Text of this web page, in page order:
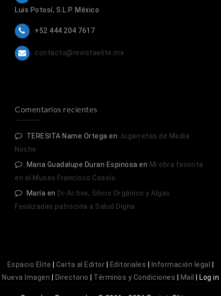
Luis Potosí, S.L.P. México
+52 444 204 7617
contacto@revistaelite.mx
Comentarios recientes
TERESITA Name Ortega en Jugarretas de Media
Noche
Maria Guadalupe Duran Espinosa en Mi obra favorita
en el Museo Francisco Cossío
María en Di-Active, Silicio Orgánico y Algas
Fosilizadas patrocina a Salud Digna
Espacio Elite Carta al Editor Editoriales Información legal
Nueva Imagen
Directorio Términos y Condiciones Mail Log in